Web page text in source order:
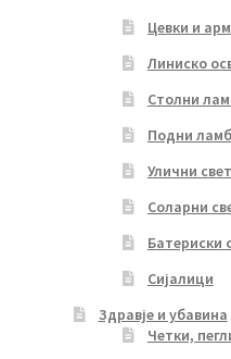
Цевки и
Линиско
Столни
Подни
Улични
Соларни
Батериски
Сијалици
Здравје и убавина
Четки,